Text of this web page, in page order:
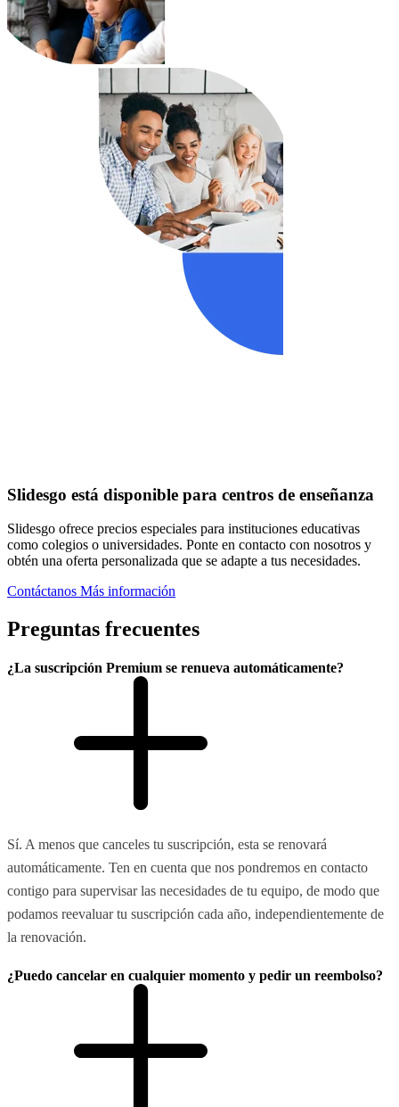
Slidesgo está disponible para centros de enseñanza
Slidesgo ofrece precios especiales para instituciones educativas
como colegios o universidades. Ponte en contacto con nosotros y
obtén una oferta personalizada que se adapte a tus necesidades.
Contáctanos Más información
Preguntas frecuentes
¿La suscripción Premium se renueva automáticamente?
Sí. A menos que canceles tu suscripción, esta se renovará
automáticamente. Ten en cuenta que nos pondremos en contacto
contigo para supervisar las necesidades de tu equipo, de modo que
podamos reevaluar tu suscripción cada año, independientemente de
la renovación.
¿Puedo cancelar en cualquier momento y pedir un reembolso?